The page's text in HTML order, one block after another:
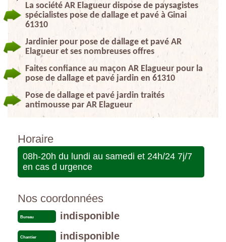
La société AR Elagueur dispose de paysagistes
spécialistes pose de dallage et pavé à Ginai
61310
Jardinier pour pose de dallage et pavé AR
Elagueur et ses nombreuses offres
Faites confiance au maçon AR Elagueur pour la
pose de dallage et pavé jardin en 61310
Pose de dallage et pavé jardin traités
antimousse par AR Elagueur
Horaire
08h-20h du lundi au samedi et 24h/24 7j/7
en cas d urgence
Nos coordonnées
Bureau indisponible
Chantier indisponible